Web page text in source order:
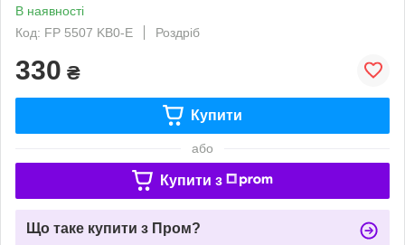
В наявності
Код: FP 5507 KB0-E
Роздріб
330 ₴
Купити
або
Купити з
Що таке купити з Пром?